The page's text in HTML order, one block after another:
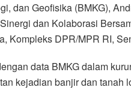
dan Geofisika (BMKG),
dan Kolaborasi
Kompleks DPR/MPR RI,
data BMKG dalam
kejadian banjir dan tanah